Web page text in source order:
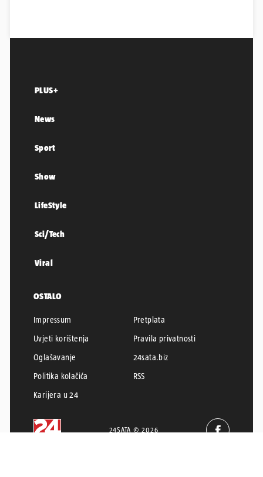
PLUS+
News
Sport
Show
LifeStyle
Sci/Tech
Viral
OSTALO
Impressum
Pretplata
Uvjeti korištenja
Pravila privatnosti
Oglašavanje
24sata.biz
Politika kolačića
RSS
Karijera u 24
24SATA © 2026